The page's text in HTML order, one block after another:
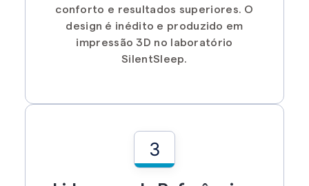
conforto e resultados superiores. O
design é inédito e produzido em
impressão 3D no laboratório
SilentSleep.
3